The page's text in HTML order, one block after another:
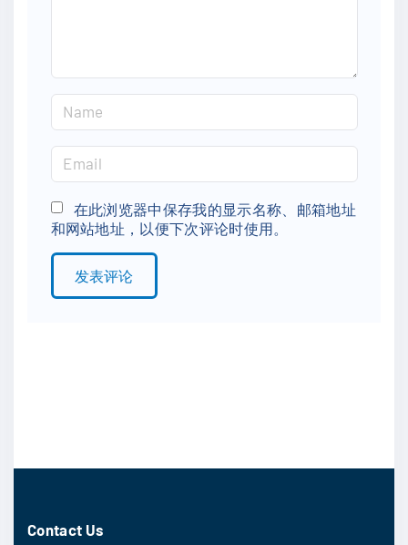
a
e
*
m
a
i
l
在此浏览器中保存我的显示名称、邮箱地址
和网站地址，以便下次评论时使用。
Contact Us